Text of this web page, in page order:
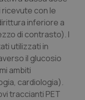
ricevute con le
inferiore a
di contrasto). I
utilizzati in
il glucosio
ambiti
cardiologia).
traccianti PET